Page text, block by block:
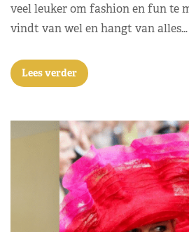
veel leuker om fashion en fun te
vindt van wel en hangt van alles…
Lees verder